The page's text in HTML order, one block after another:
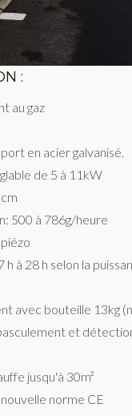
:
au gaz
en acier galvanisé.
de 5 à 11kW
500 à 786g/heure
h à 28 h selon la
avec bouteille 13kg
et
jusqu'à 30m²
norme CE